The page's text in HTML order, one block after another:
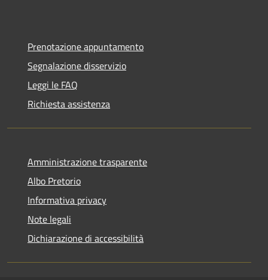
Prenotazione appuntamento
Segnalazione disservizio
Leggi le FAQ
Richiesta assistenza
Amministrazione trasparente
Albo Pretorio
Informativa privacy
Note legali
Dichiarazione di accessibilità